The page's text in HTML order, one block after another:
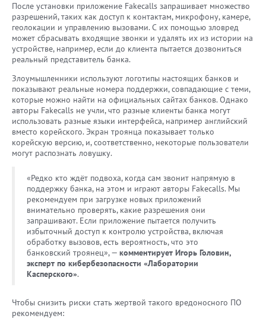
После установки приложение Fakecalls запрашивает множество
разрешений, таких как доступ к контактам, микрофону, камере,
геолокации и управлению вызовами. С их помощью зловред
может сбрасывать входящие звонки и удалять их из истории на
устройстве, например, если до клиента пытается дозвониться
реальный представитель банка.
Злоумышленники используют логотипы настоящих банков и
показывают реальные номера поддержки, совпадающие с теми,
которые можно найти на официальных сайтах банков. Однако
авторы Fakecalls не учли, что разные клиенты банка могут
использовать разные языки интерфейса, например английский
вместо корейского. Экран троянца показывает только
корейскую версию, и, соответственно, некоторые пользователи
могут распознать ловушку.
«Редко кто ждёт подвоха, когда сам звонит напрямую в
поддержку банка, на этом и играют авторы Fakecalls. Мы
рекомендуем при загрузке новых приложений
внимательно проверять, какие разрешения они
запрашивают. Если приложение пытается получить
избыточный доступ к контролю устройства, включая
обработку вызовов, есть вероятность, что это
банковский троянец», — комментирует Игорь Головин,
эксперт по кибербезопасности «Лаборатории
Касперского».
Чтобы снизить риски стать жертвой такого вредоносного ПО
рекомендуем: